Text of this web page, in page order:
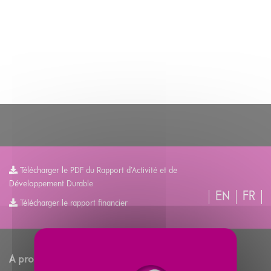
Télécharger le PDF du Rapport d’Activité et de
Développement Durable
Télécharger le rapport financier EN FR
A propos